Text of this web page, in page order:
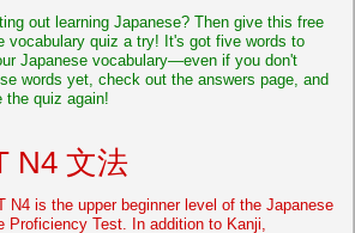
out learning Japanese? Then give this free
vocabulary quiz a try! It's got five words to
Japanese vocabulary—even if you don't
words yet, check out the answers page, and
the quiz again!
N4 文法
N4 is the upper beginner level of the Japanese
Proficiency Test. In addition to Kanji,